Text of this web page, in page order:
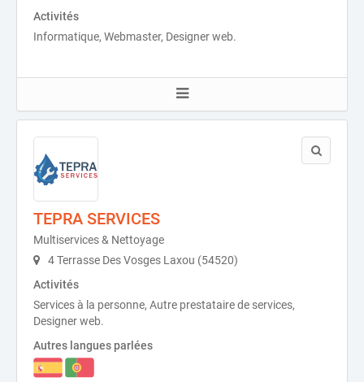
Activités
Informatique, Webmaster, Designer web.
TEPRA SERVICES
Multiservices & Nettoyage
4 Terrasse Des Vosges Laxou (54520)
Activités
Services à la personne, Autre prestataire de services,
Designer web.
Autres langues parlées